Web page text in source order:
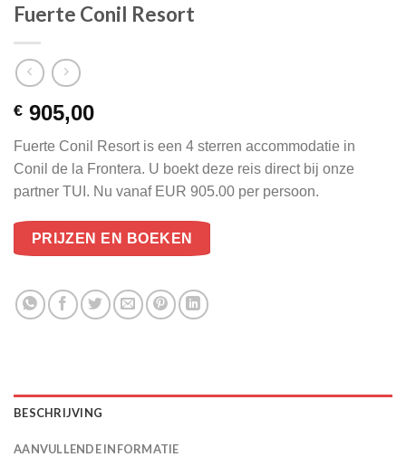
Fuerte Conil Resort
€ 905,00
Fuerte Conil Resort is een 4 sterren accommodatie in
Conil de la Frontera. U boekt deze reis direct bij onze
partner TUI. Nu vanaf EUR 905.00 per persoon.
PRIJZEN EN BOEKEN
BESCHRIJVING
AANVULLENDE INFORMATIE